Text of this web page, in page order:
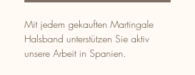
Mit jedem gekauften Martingale
Halsband unterstützen Sie aktiv
unsere Arbeit in Spanien.